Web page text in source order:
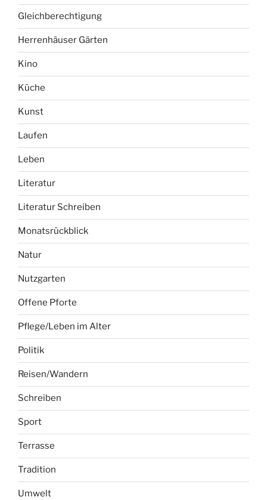
Gleichberechtigung
Herrenhäuser Gärten
Kino
Küche
Kunst
Laufen
Leben
Literatur
Literatur Schreiben
Monatsrückblick
Natur
Nutzgarten
Offene Pforte
Pflege/Leben im Alter
Politik
Reisen/Wandern
Schreiben
Sport
Terrasse
Tradition
Umwelt